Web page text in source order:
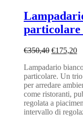
€350,40 Il
originale
era:
€350,40.
€175,20Il
è:
Lampadario
particolare. Un
per arredare
come ristoranti,
regolata a
intervallo di